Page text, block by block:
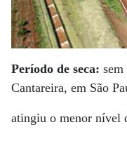
Período de seca:
Cantareira, em São
atingiu o menor nível